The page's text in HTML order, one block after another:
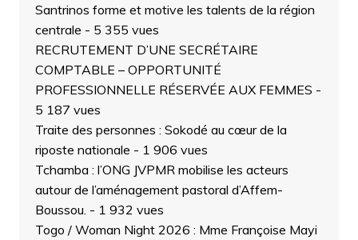
Santrinos forme et motive les talents de la région
centrale - 5 355 vues
RECRUTEMENT D’UNE SECRÉTAIRE
COMPTABLE – OPPORTUNITÉ
PROFESSIONNELLE RÉSERVÉE AUX FEMMES -
5 187 vues
Traite des personnes : Sokodé au cœur de la
riposte nationale - 1 906 vues
Tchamba : l’ONG JVPMR mobilise les acteurs
autour de l’aménagement pastoral d’Affem-
Boussou. - 1 932 vues
Togo / Woman Night 2026 : Mme Françoise Mayi